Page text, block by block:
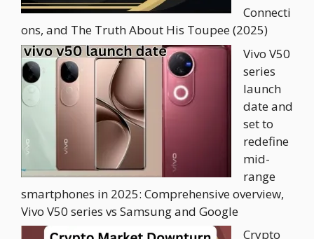
Connecti
ons, and The Truth About His Toupee (2025)
Vivo V50
series
launch
date and
set to
redefine
mid-
range
smartphones in 2025: Comprehensive overview,
Vivo V50 series vs Samsung and Google
Crypto